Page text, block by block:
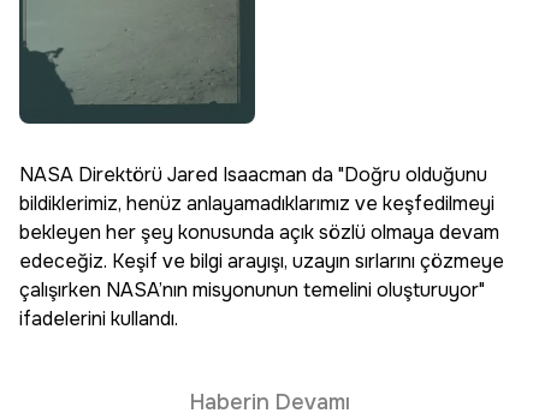
NASA Direktörü Jared Isaacman da "Doğru olduğunu
bildiklerimiz, henüz anlayamadıklarımız ve keşfedilmeyi
bekleyen her şey konusunda açık sözlü olmaya devam
edeceğiz. Keşif ve bilgi arayışı, uzayın sırlarını çözmeye
çalışırken NASA’nın misyonunun temelini oluşturuyor"
ifadelerini kullandı.
Haberin Devamı